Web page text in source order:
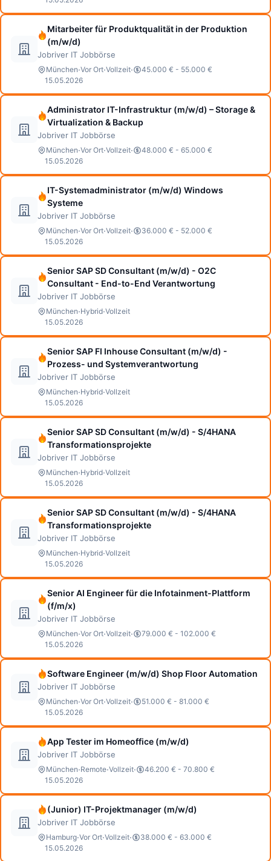
Mitarbeiter für Produktqualität in der Produktion
(m/w/d)
Jobriver IT Jobbörse
München·Vor Ort·Vollzeit·
45.000 € - 55.000 €
15.05.2026
Administrator IT-Infrastruktur (m/w/d) – Storage &
Virtualization & Backup
Jobriver IT Jobbörse
München·Vor Ort·Vollzeit·
48.000 € - 65.000 €
15.05.2026
IT-Systemadministrator (m/w/d) Windows
Systeme
Jobriver IT Jobbörse
München·Vor Ort·Vollzeit·
36.000 € - 52.000 €
15.05.2026
Senior SAP SD Consultant (m/w/d) - O2C
Consultant - End-to-End Verantwortung
Jobriver IT Jobbörse
München·Hybrid·Vollzeit
15.05.2026
Senior SAP FI Inhouse Consultant (m/w/d) -
Prozess- und Systemverantwortung
Jobriver IT Jobbörse
München·Hybrid·Vollzeit
15.05.2026
Senior SAP SD Consultant (m/w/d) - S/4HANA
Transformationsprojekte
Jobriver IT Jobbörse
München·Hybrid·Vollzeit
15.05.2026
Senior SAP SD Consultant (m/w/d) - S/4HANA
Transformationsprojekte
Jobriver IT Jobbörse
München·Hybrid·Vollzeit
15.05.2026
Senior AI Engineer für die Infotainment-Plattform
(f/m/x)
Jobriver IT Jobbörse
München·Vor Ort·Vollzeit·
79.000 € - 102.000 €
15.05.2026
Software Engineer (m/w/d) Shop Floor Automation
Jobriver IT Jobbörse
München·Vor Ort·Vollzeit·
51.000 € - 81.000 €
15.05.2026
App Tester im Homeoffice (m/w/d)
Jobriver IT Jobbörse
München·Remote·Vollzeit·
46.200 € - 70.800 €
15.05.2026
(Junior) IT-Projektmanager (m/w/d)
Jobriver IT Jobbörse
Hamburg·Vor Ort·Vollzeit·
38.000 € - 63.000 €
15.05.2026